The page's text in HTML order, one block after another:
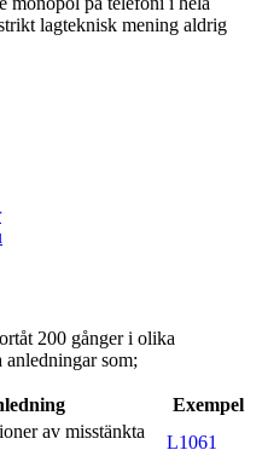
lagteknisk mening aldrig
200 gånger i olika
som;
Exempel
av misstänkta
L1061